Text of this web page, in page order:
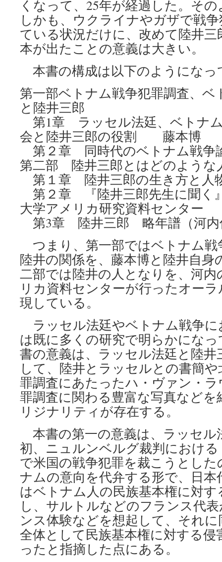
くなって、25年が経過した。そ
しかも、ウクライナやガザで戦
ている状況だけに、改めて陸井
本が出たことの意義は大きい。
本書の構成は以下のようになっ
第一部ベトナム戦争犯罪調査、ベ
と陸井三郎
第1章 ラッセル法廷、ベトナ
会と陸井三郎の役割 藤本博
第２章 同時代のベトナム戦
第二部 陸井三郎とはどのよう
第１章 陸井三郎の生き方と
第２章 『陸井三郎先生に聞く
大学アメリカ研究資料センター
第3章 陸井三郎 略年譜（河
つまり、第一部ではベトナム戦
陸井の関係を、藤本博と陸井自身
二部では陸井の人となりを、河
リカ資料センターが行ったオー
現している。
ラッセル法廷やベトナム戦争に
は既に多くの研究で明らかにな
書の意義は、ラッセル法廷と陸井
して、陸井とラッセルとの書簡
罪調査にあたったハ・ヴァン・
罪調査に関わる豊富な写真など
リジナリティが存在する。
本書の第一の意義は、ラッセル
初、ニュルンベルグ裁判におけ
で米国の戦争犯罪を裁こうとし
ナムの意向を代弁する形で、日
はベトナム人の民族基本権に対
し、サルトルなどのフランス代
ンス体験などを想起して、それ
全体として民族基本権に対する
ったと指摘した点にある。